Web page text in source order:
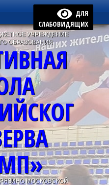
ДЛЯ
СЛАБОВИДЯЩИХ
УЧРЕЖДЕНИЕ
ОБРАЗОВАНИЯ
МОСКОВСКОЙ